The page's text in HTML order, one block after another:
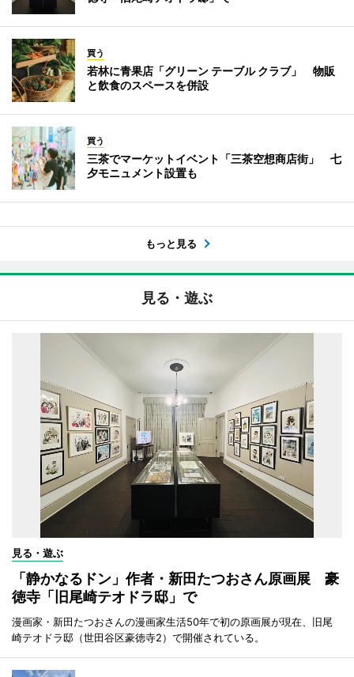
買う
若林に青果店「グリーン テーブル クラブ」 物販
と飲食のスペースを併設
買う
三茶でマーケットイベント「三茶空想商店街」 七
夕モニュメント設置も
もっと見る
見る・遊ぶ
見る・遊ぶ
「静かなるドン」作者・新田たつおさん原画展 豪
徳寺「旧尾崎テオドラ邸」で
漫画家・新田たつおさんの漫画家生活50年で初の原画展が現在、旧尾
崎テオドラ邸（世田谷区豪徳寺2）で開催されている。